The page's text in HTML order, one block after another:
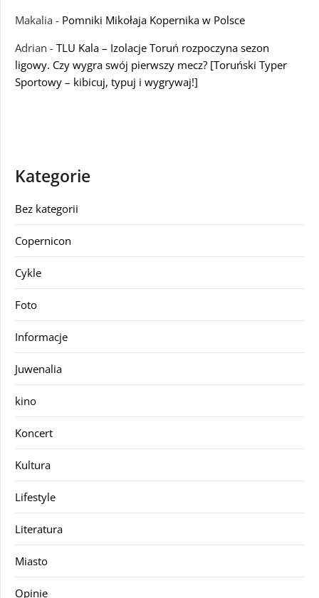
Makalia - Pomniki Mikołaja Kopernika w Polsce
Adrian - TLU Kala – Izolacje Toruń rozpoczyna sezon
ligowy. Czy wygra swój pierwszy mecz? [Toruński Typer
Sportowy – kibicuj, typuj i wygrywaj!]
Kategorie
Bez kategorii
Copernicon
Cykle
Foto
Informacje
Juwenalia
kino
Koncert
Kultura
Lifestyle
Literatura
Miasto
Opinie